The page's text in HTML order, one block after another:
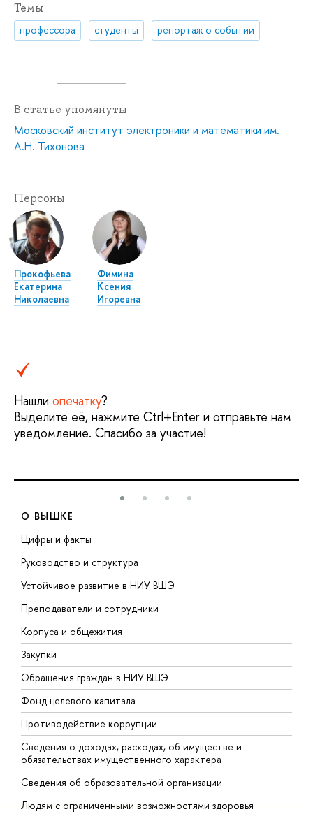
Темы
профессора студенты репортаж о событии
В статье упомянуты
Московский институт электроники и математики им.
А.Н. Тихонова
Персоны
Прокофьева
Екатерина
Николаевна
Фимина
Ксения
Игоревна
Нашли опечатку?
Выделите её, нажмите Ctrl+Enter и отправьте нам
уведомление. Спасибо за участие!
О ВЫШКЕ
Цифры и факты
Руководство и структура
Устойчивое развитие в НИУ ВШЭ
Преподаватели и сотрудники
Корпуса и общежития
Закупки
Обращения граждан в НИУ ВШЭ
Фонд целевого капитала
Противодействие коррупции
Сведения о доходах, расходах, об имуществе и
обязательствах имущественного характера
Сведения об образовательной организации
Людям с ограниченными возможностями здоровья